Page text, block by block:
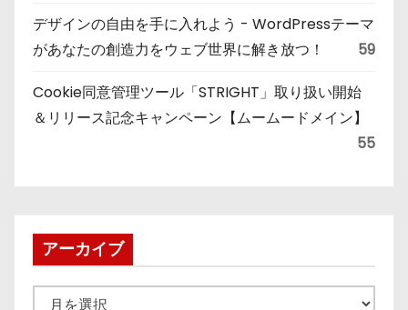
デザインの自由を手に入れよう - WordPressテーマ
があなたの創造力をウェブ世界に解き放つ！
59
Cookie同意管理ツール「STRIGHT」取り扱い開始
＆リリース記念キャンペーン【ムームードメイン】
55
アーカイブ